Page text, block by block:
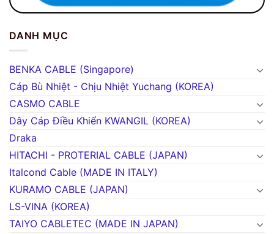
DANH MỤC
BENKA CABLE (Singapore)
Cáp Bù Nhiệt - Chịu Nhiệt Yuchang (KOREA)
CASMO CABLE
Dây Cáp Điều Khiển KWANGIL (KOREA)
Draka
HITACHI - PROTERIAL CABLE (JAPAN)
Italcond Cable (MADE IN ITALY)
KURAMO CABLE (JAPAN)
LS-VINA (KOREA)
TAIYO CABLETEC (MADE IN JAPAN)